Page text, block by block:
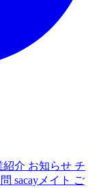
紹介 お知らせ チ
sacayメイト ご